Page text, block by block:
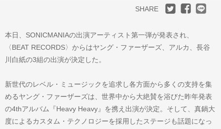
SHARE
本日、SONICMANIAの出演アーティスト第一弾が発表され、
〈BEAT RECORDS〉からはヤング・ファーザーズ、アルカ、長谷
川白紙の3組の出演が決定した。
新世代のレベル・ミュージックを追求し各方面から多くの支持を集
めるヤング・ファーザーズは、世界中から大絶賛を浴びた昨年発表
の4thアルバム『Heavy Heavy』を携え出演が決定。そして、真鍋大
度によるカスタム・テクノロジーを採用したステージも話題になっ